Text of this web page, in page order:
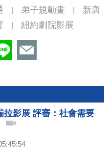
弟子規動畫
新唐
紐約劇院影展
拉影展 評審：社會需要